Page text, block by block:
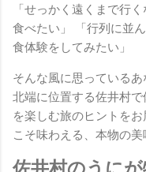
「せっかく遠くまで行
食べたい」 「行列に並
食体験をしてみたい」
そんな風に思っている
北端に位置する佐井村で
を楽しむ旅のヒントを
こそ味わえる、本物の